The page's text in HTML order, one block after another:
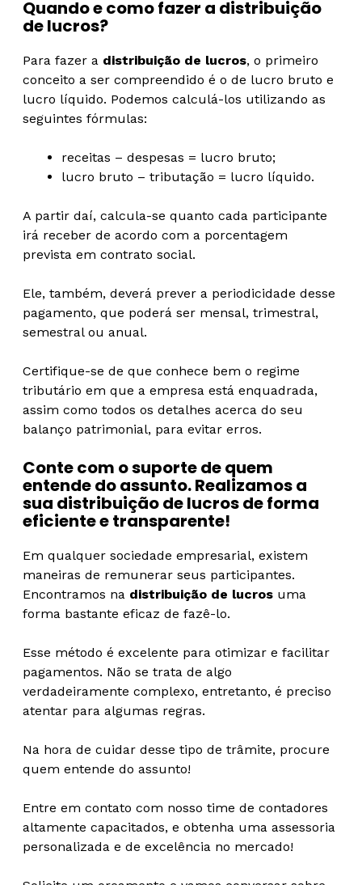
Quando e como fazer a distribuição
de lucros?
Para fazer a distribuição de lucros, o primeiro
conceito a ser compreendido é o de lucro bruto e
lucro líquido. Podemos calculá-los utilizando as
seguintes fórmulas:
receitas – despesas = lucro bruto;
lucro bruto – tributação = lucro líquido.
A partir daí, calcula-se quanto cada participante
irá receber de acordo com a porcentagem
prevista em contrato social.
Ele, também, deverá prever a periodicidade desse
pagamento, que poderá ser mensal, trimestral,
semestral ou anual.
Certifique-se de que conhece bem o regime
tributário em que a empresa está enquadrada,
assim como todos os detalhes acerca do seu
balanço patrimonial, para evitar erros.
Conte com o suporte de quem
entende do assunto. Realizamos a
sua distribuição de lucros de forma
eficiente e transparente!
Em qualquer sociedade empresarial, existem
maneiras de remunerar seus participantes.
Encontramos na distribuição de lucros uma
forma bastante eficaz de fazê-lo.
Esse método é excelente para otimizar e facilitar
pagamentos. Não se trata de algo
verdadeiramente complexo, entretanto, é preciso
atentar para algumas regras.
Na hora de cuidar desse tipo de trâmite, procure
quem entende do assunto!
Entre em contato com nosso time de contadores
altamente capacitados, e obtenha uma assessoria
personalizada e de excelência no mercado!